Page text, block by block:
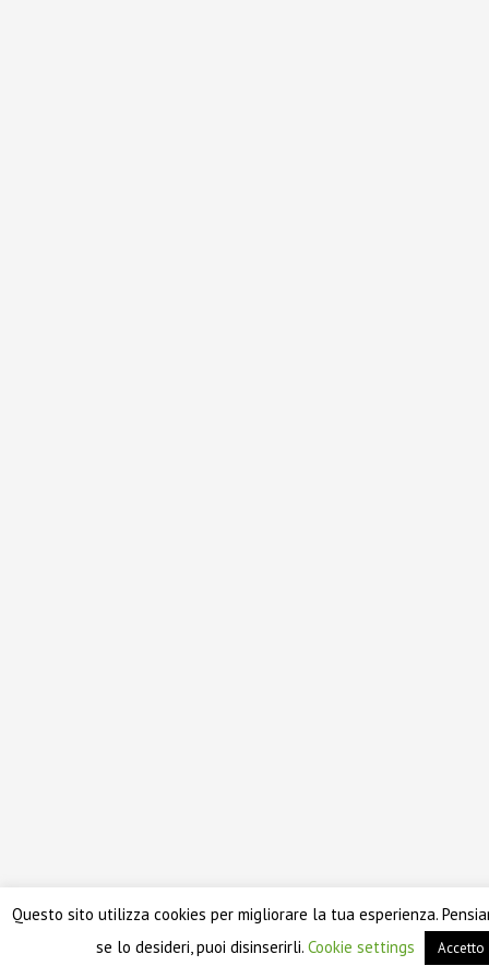
Questo sito utilizza cookies per migliorare la tua esperienza.
se lo desideri, puoi disinserirli. Cookie settings Accetto